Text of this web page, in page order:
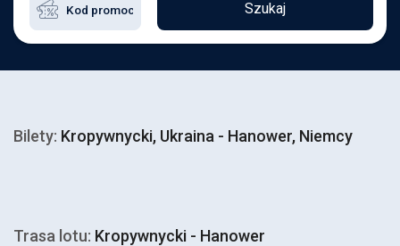
Szukaj
Bilety: Kropywnycki, Ukraina - Hanower, Niemcy
Trasa lotu: Kropywnycki - Hanower